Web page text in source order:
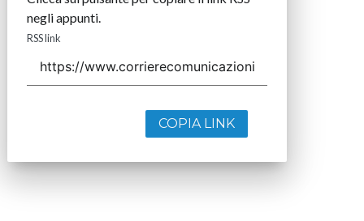
negli appunti.
RSS link
COPIA LINK